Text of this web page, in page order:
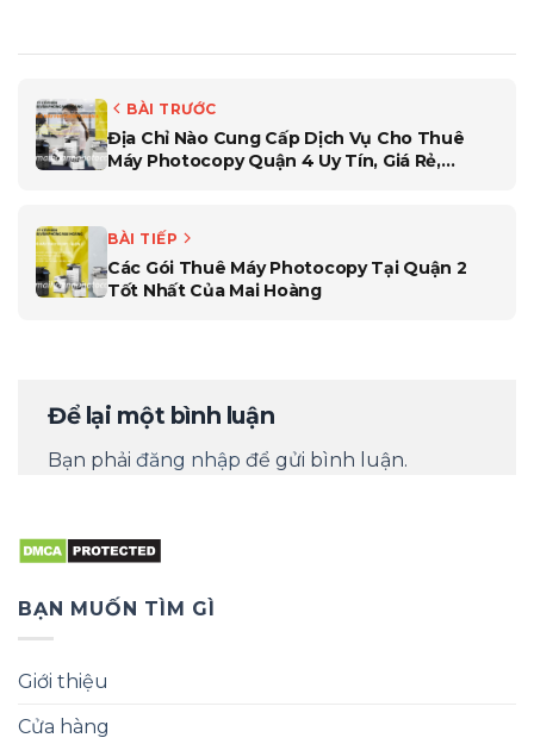
BÀI TRƯỚC
Địa Chỉ Nào Cung Cấp Dịch Vụ Cho Thuê
Máy Photocopy Quận 4 Uy Tín, Giá Rẻ,
BÀI TIẾP
Các Gói Thuê Máy Photocopy Tại Quận 2
Tốt Nhất Của Mai Hoàng
Để lại một bình luận
Bạn phải đăng nhập để gửi bình luận.
BẠN MUỐN TÌM GÌ
Giới thiệu
Cửa hàng